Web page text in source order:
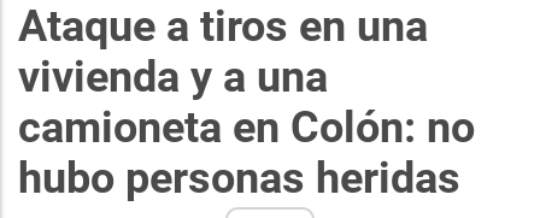
Ataque a tiros en una
vivienda y a una
camioneta en Colón: no
hubo personas heridas